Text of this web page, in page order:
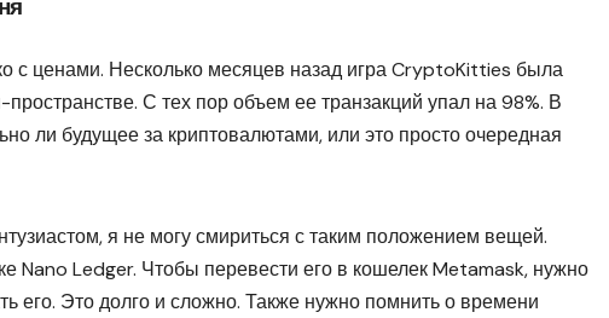
с ценами. Несколько месяцев назад игра CryptoKitties была
С тех пор объем ее транзакций упал на 98%. В
ли будущее за криптовалютами, или это просто очередная
я не могу смириться с таким положением вещей.
Nano Ledger. Чтобы перевести его в кошелек Metamask, нужно
его. Это долго и сложно. Также нужно помнить о времени